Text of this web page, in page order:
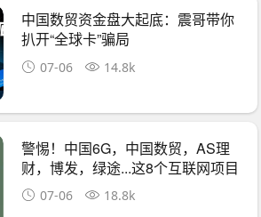
中国数贸资金盘大起底：震哥带你
扒开“全球卡”骗局
07-06 14.8k
警惕！中国6G，中国数贸，AS理
财，博发，绿途...这8个互联网项目
都是骗局！有
07-06 18.8k